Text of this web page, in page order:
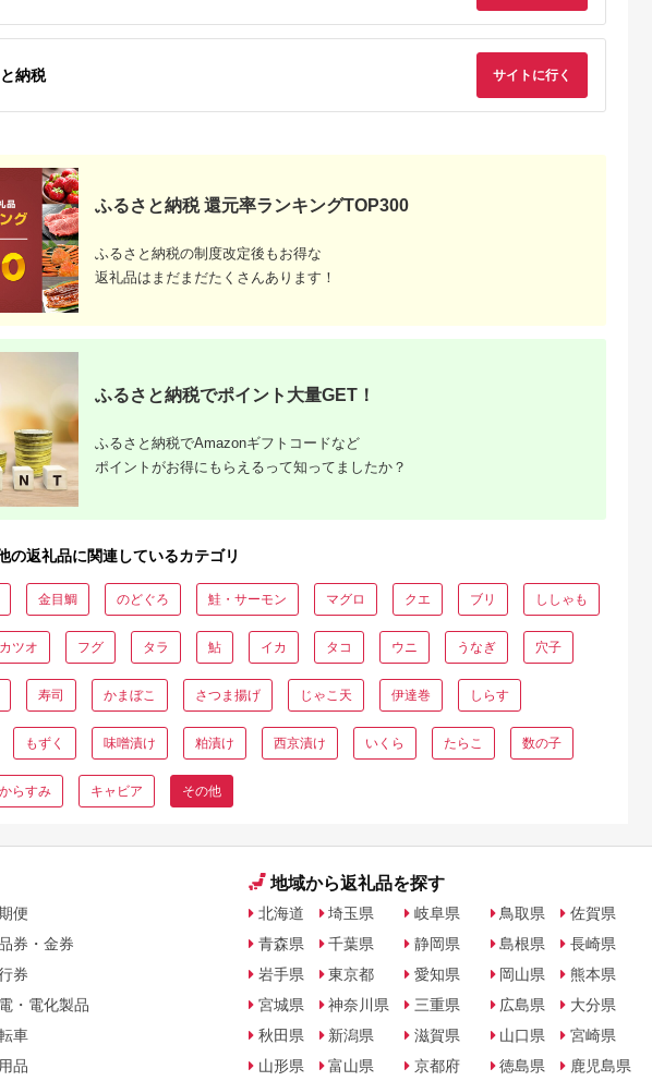
ト 香川 香川県 東かが
わ市
フト プレゼント 贈り
物 お中元 お歳暮 )
【035-0025】
納税 サイトに行く
ふるさと納税 還元率ランキングTOP300
ふるさと納税の制度改定後もお得な
返礼品はまだまだたくさんあります！
ふるさと納税でポイント大量GET！
ふるさと納税でAmazonギフトコードなど
ポイントがお得にもらえるって知ってましたか？
の返礼品に関連しているカテゴリ
金目鯛 のどぐろ 鮭・サーモン マグロ クエ ブリ ししゃも
カツオ フグ タラ 鮎 イカ タコ ウニ うなぎ 穴子
寿司 かまぼこ さつま揚げ じゃこ天 伊達巻 しらす
もずく 味噌漬け 粕漬け 西京漬け いくら たらこ 数の子
からすみ キャビア その他
便
券・金券
券
・電化製品
車
品
地域から返礼品を探す
北海道
青森県
岩手県
宮城県
秋田県
山形県
埼玉県
千葉県
東京都
神奈川県
新潟県
富山県
岐阜県
静岡県
愛知県
三重県
滋賀県
京都府
鳥取県
島根県
岡山県
広島県
山口県
徳島県
佐賀県
長崎県
熊本県
大分県
宮崎県
鹿児島県